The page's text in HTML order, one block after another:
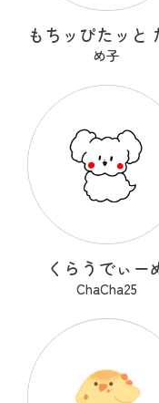
め子
くらうでぃー
ChaCha25